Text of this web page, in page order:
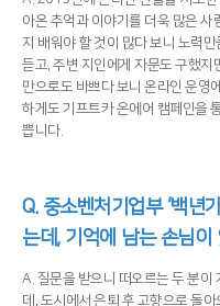
아온 추억과 이야기를 더욱 많은
지 배워야 할 것이 많다 보니 노력
듣고, 주변 지인에게 자문도 구했지
만으로도 바쁘다 보니 온라인 운영
하게도 기프트카 온에어 캠페인을
쁩니다.
Q. 중소벤처기업부 ‘백년
는데, 기억에 남는 손님이
A. 질문을 받으니 떠오르는 두 분이
데, 도시에서 은퇴 후 고향으로 돌